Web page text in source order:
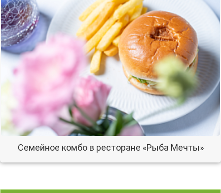
Семейное комбо в ресторане «Рыба Мечты»